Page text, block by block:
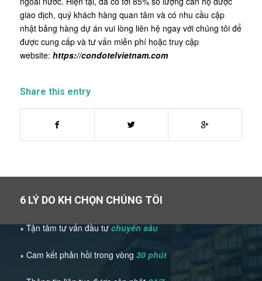
giao dịch, quý khách hàng quan tâm và có nhu cầu cập
nhật bảng hàng dự án vui lòng liên hệ ngay với chúng tôi để
được cung cấp và tư vấn miễn phí hoặc truy cập
website: https://condotelvietnam.com
Share this entry
6 LÝ DO KH CHỌN CHÚNG TÔI
∗ Tận tâm tư vấn đầu tưchuyên sâu
∗ Cam kết phản hồi trong vòng 30 phút